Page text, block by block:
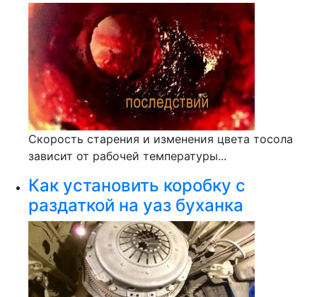
Скорость старения и изменения цвета тосола
зависит от рабочей температуры...
Как установить коробку с
раздаткой на уаз буханка